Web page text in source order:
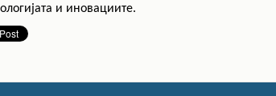
и иновациите.